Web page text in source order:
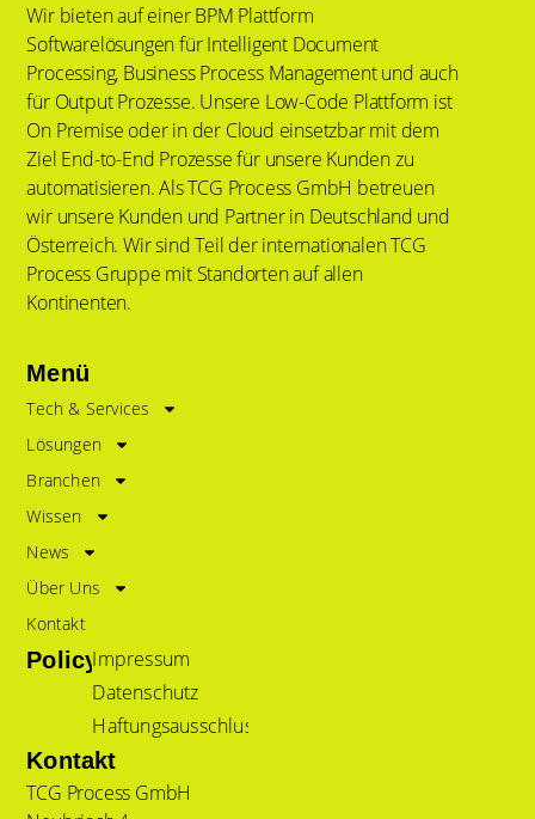
Wir bieten auf einer BPM Plattform
Softwarelösungen für Intelligent Document
Processing, Business Process Management und auch
für Output Prozesse. Unsere Low-Code Plattform ist
On Premise oder in der Cloud einsetzbar mit dem
Ziel End-to-End Prozesse für unsere Kunden zu
automatisieren. Als TCG Process GmbH betreuen
wir unsere Kunden und Partner in Deutschland und
Österreich. Wir sind Teil der internationalen TCG
Process Gruppe mit Standorten auf allen
Kontinenten.
Menü
Tech & Services
Lösungen
Branchen
Wissen
News
Über Uns
Kontakt
PolicyImpressum
Datenschutz
Haftungsausschluss
Kontakt
TCG Process GmbH